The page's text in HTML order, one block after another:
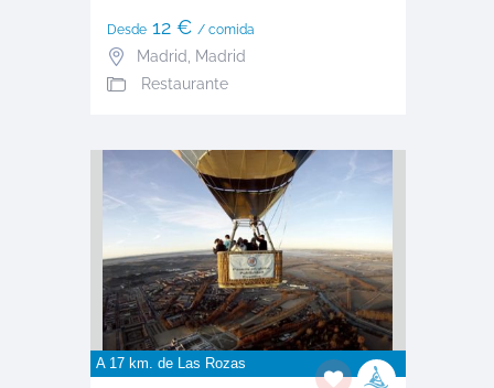
Desde12 € / comida
Madrid Madrid
Restaurante
A 17 km. de Las Rozas